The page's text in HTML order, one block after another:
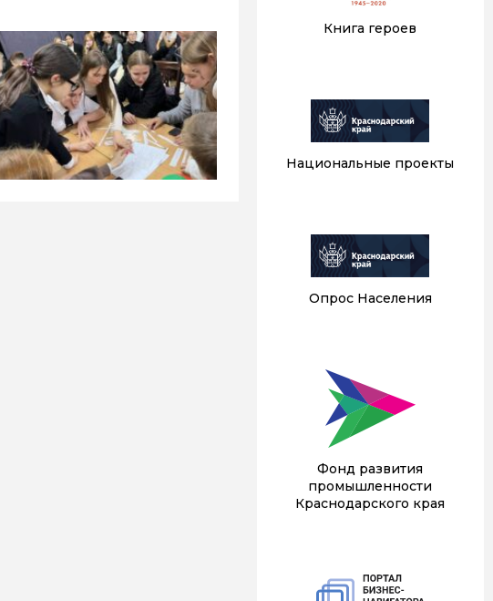
Книга героев
Национальные проекты
Опрос Населения
Фонд развития
промышленности
Краснодарского края